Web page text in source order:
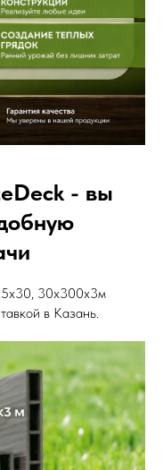
- вы
30х300х3м
в Казань.